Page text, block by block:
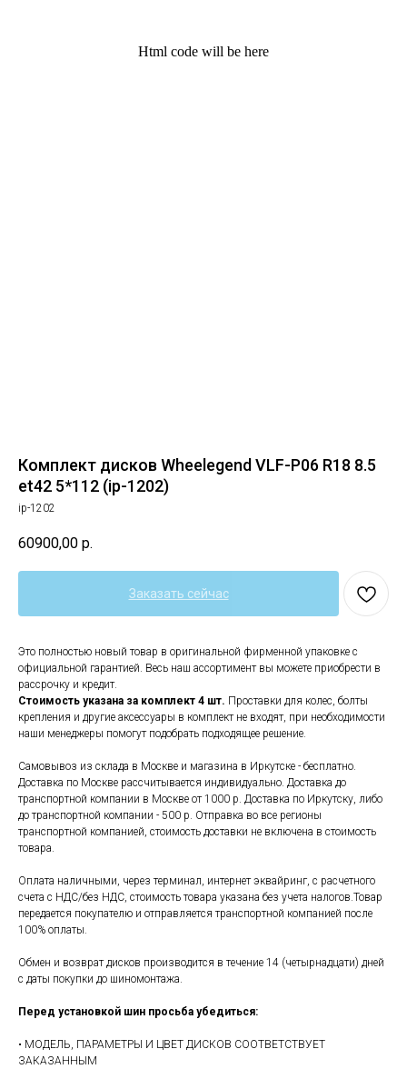
Html code will be here
Комплект дисков Wheelegend VLF-P06 R18 8.5
et42 5*112 (ip-1202)
ip-1202
60900,00 р.
Заказать сейчас
Это полностью новый товар в оригинальной фирменной упаковке с
официальной гарантией. Весь наш ассортимент вы можете приобрести в
рассрочку и кредит.
Стоимость указана за комплект 4 шт. Проставки для колес, болты
крепления и другие аксессуары в комплект не входят, при необходимости
наши менеджеры помогут подобрать подходящее решение.
Самовывоз из склада в Москве и магазина в Иркутске - бесплатно.
Доставка по Москве рассчитывается индивидуально. Доставка до
транспортной компании в Москве от 1000 р. Доставка по Иркутску, либо
до транспортной компании - 500 р. Отправка во все регионы
транспортной компанией, стоимость доставки не включена в стоимость
товара.
Оплата наличными, через терминал, интернет эквайринг, с расчетного
счета с НДС/без НДС, стоимость товара указана без учета налогов.Товар
передается покупателю и отправляется транспортной компанией после
100% оплаты.
Обмен и возврат дисков производится в течение 14 (четырнадцати) дней
с даты покупки до шиномонтажа.
Перед установкой шин просьба убедиться:
• МОДЕЛЬ, ПАРАМЕТРЫ И ЦВЕТ ДИСКОВ СООТВЕТСТВУЕТ
ЗАКАЗАННЫМ